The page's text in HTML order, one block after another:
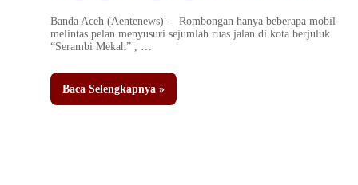
Banda Aceh (Aentenews) – Rombongan hanya beberapa mobil
melintas pelan menyusuri sejumlah ruas jalan di kota berjuluk
“Serambi Mekah” , …
Baca Selengkapnya »